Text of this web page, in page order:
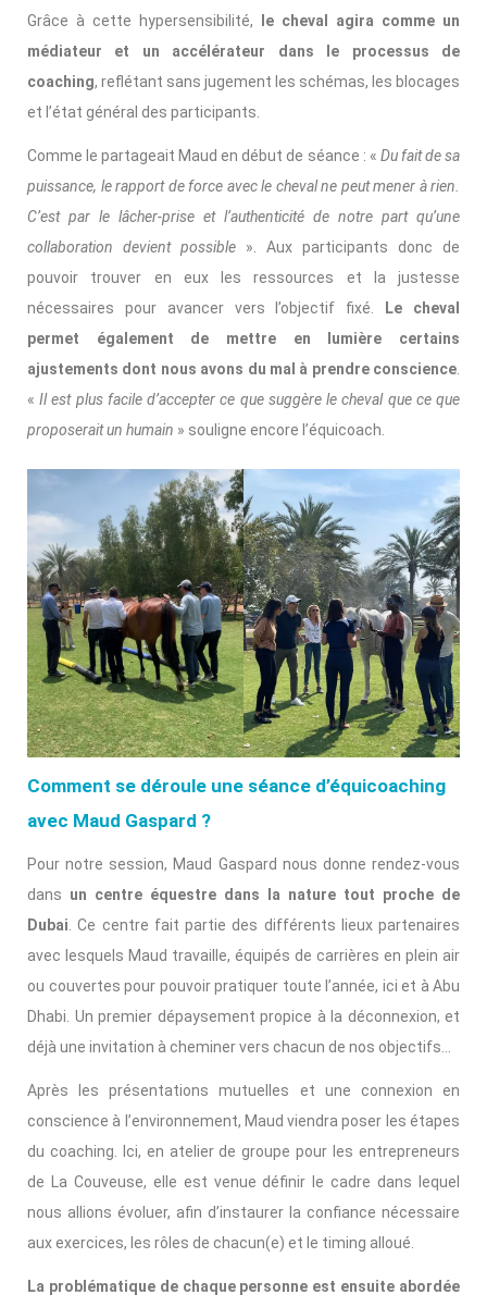
Grâce à cette hypersensibilité, le cheval agira comme un
médiateur et un accélérateur dans le processus de
coaching, reflétant sans jugement les schémas, les blocages
et l’état général des participants.
Comme le partageait Maud en début de séance : « Du fait de sa
puissance, le rapport de force avec le cheval ne peut mener à rien.
C’est par le lâcher-prise et l’authenticité de notre part qu’une
collaboration devient possible ». Aux participants donc de
pouvoir trouver en eux les ressources et la justesse
nécessaires pour avancer vers l’objectif fixé.
Le cheval
permet également de mettre en lumière certains
ajustements dont nous avons du mal à prendre conscience
«Il est plus facile d’accepter ce que suggère le cheval que ce que
proposerait un humain » souligne encore l’équicoach.
Comment se déroule une séance d’équicoaching
avec Maud Gaspard ?
Pour notre session, Maud Gaspard nous donne rendez-vous
dans un centre équestre dans la nature tout proche de
Dubai . Ce centre fait partie des différents lieux partenaires
avec lesquels Maud travaille, équipés de carrières en plein air
ou couvertes pour pouvoir pratiquer toute l’année, ici et à Abu
Dhabi. Un premier dépaysement propice à la déconnexion, et
déjà une invitation à cheminer vers chacun de nos objectifs…
Après les présentations mutuelles et une connexion en
conscience à l’environnement, Maud viendra poser les étapes
du coaching. Ici, en atelier de groupe pour les entrepreneurs
de La Couveuse, elle est venue définir le cadre dans lequel
nous allions évoluer, afin d’instaurer la confiance nécessaire
aux exercices, les rôles de chacun(e) et le timing alloué.
La problématique de chaque personne est ensuite abordée